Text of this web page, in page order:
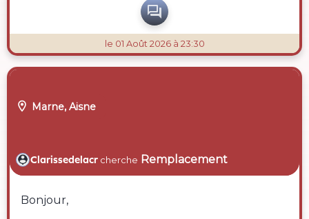

le 01 Août 2026 à 23:30
 Marne, Aisne
Clarissedelacr cherche Remplacement
Bonjour,